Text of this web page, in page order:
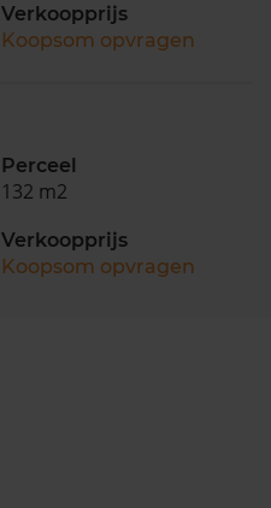
Verkoopprijs
Koopsom opvragen
Perceel
132 m2
Verkoopprijs
Koopsom opvragen